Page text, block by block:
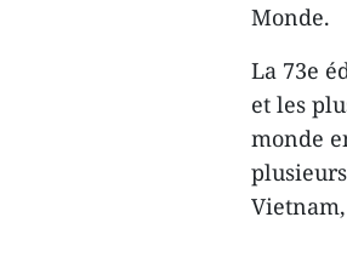
Monde.
La 73e
et les
monde